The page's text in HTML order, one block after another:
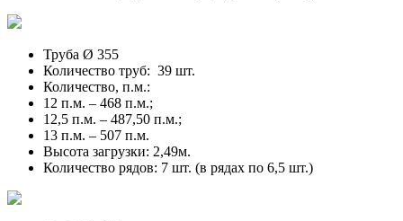
Труба Ø 355
Количество труб: 39 шт.
Количество, п.м.:
12 п.м. – 468 п.м.;
12,5 п.м. – 487,50 п.м.;
13 п.м. – 507 п.м.
Высота загрузки: 2,49м.
Количество рядов: 7 шт. (в рядах по 6,5 шт.)